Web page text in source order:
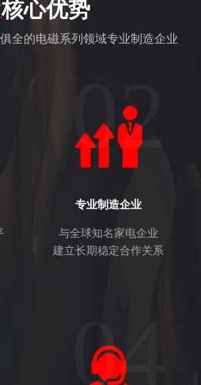
核心优势
全的电磁系列领域专业制造企业
02
专业制造企业
与全球知名家电企业
建立长期稳定合作关系
04